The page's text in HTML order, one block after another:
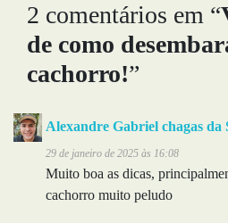
2 comentários em “
de como
cachorro!”
Alexandre Gabriel chagas da
29 de janeiro de 2025 às 16:08
Muito boa as dicas,
cachorro muito peludo